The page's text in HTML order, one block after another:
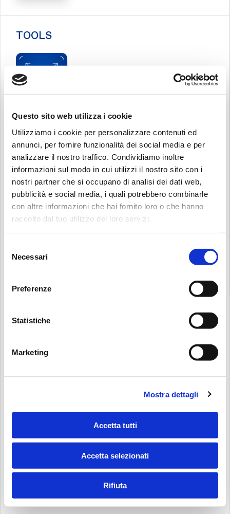
Questo sito web utilizza i cookie
Utilizziamo i cookie per personalizzare contenuti ed
annunci, per fornire funzionalità dei social media e per
analizzare il nostro traffico. Condividiamo inoltre
informazioni sul modo in cui utilizzi il nostro sito con i
nostri partner che si occupano di analisi dei dati web,
pubblicità e social media, i quali potrebbero combinarle
con altre informazioni che hai fornito loro o che hanno
raccolto dal tuo utilizzo dei loro servizi.
delNecessari
Preferenze
Statistiche
Marketing
Mostra dettagli
Accetta tutti
Accetta selezionati
Rifiuta
Recherche:
TOOLS
POWER TRANSMISSION SIZING
RECALIBRATION SERVICE